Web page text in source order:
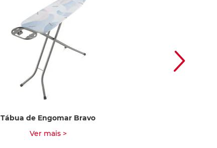
Tábua de Engomar Bravo
Ver mais >